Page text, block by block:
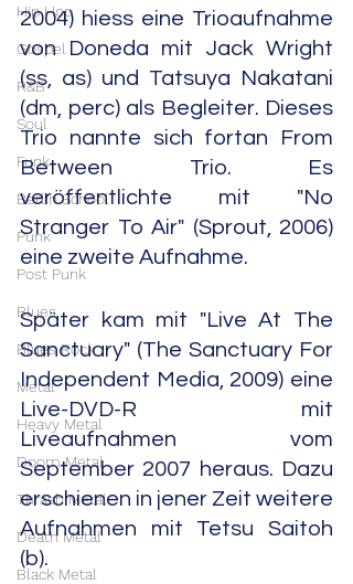
Hip Hop
Gospel
R&B
Soul
Funk
Berlin School
Punk
Post Punk
Blues
Blues Rock
Metal
Heavy Metal
Doom Metal
Thrash Metal
Death Metal
Black Metal
2004) hiess eine Trioaufnahme
von Doneda mit Jack Wright
(ss, as) und Tatsuya Nakatani
(dm, perc) als Begleiter. Dieses
Trio nannte sich fortan From
Between Trio. Es
veröffentlichte mit "No
Stranger To Air" (Sprout, 2006)
eine zweite Aufnahme.
Später kam mit "Live At The
Sanctuary" (The Sanctuary For
Independent Media, 2009) eine
Live-DVD-R mit
Liveaufnahmen vom
September 2007 heraus. Dazu
erschienen in jener Zeit weitere
Aufnahmen mit Tetsu Saitoh
(b).